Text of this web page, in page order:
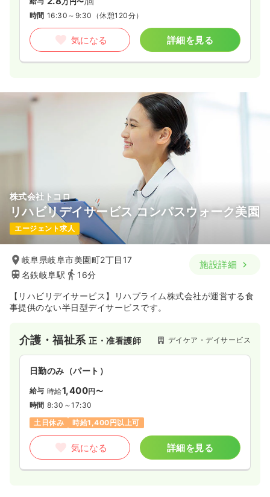
時間 16:30～9:30 （休憩120分）
気になる 詳細を見る
株式会社トコロ
リハビリデイサービス コンパスウォーク美園
エージェント求人
岐阜県岐阜市美園町2丁目17
名鉄岐阜駅
16分
施設詳細
【リハビリデイサービス】リハプライム株式会社が運営する食
事提供のない半日型デイサービスです。
介護・福祉系正・准看護師 デイケア・デイサービス
日勤のみ（パート）
給与 時給1,400円〜
時間 8:30～17:30
土日休み
時給1,400円以上可
気になる 詳細を見る